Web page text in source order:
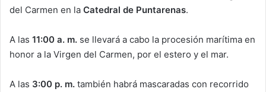
del Carmen en la Catedral de Puntarenas.
A las 11:00 a. m. se llevará a cabo la procesión marítima en
honor a la Virgen del Carmen, por el estero y el mar.
A las 3:00 p. m. también habrá mascaradas con recorrido